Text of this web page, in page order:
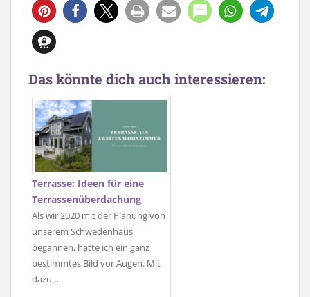
Das könnte dich auch interessieren:
Terrasse: Ideen für eine
Terrassenüberdachung
Als wir 2020 mit der Planung von
unserem Schwedenhaus
begannen, hatte ich ein ganz
bestimmtes Bild vor Augen. Mit
dazu…